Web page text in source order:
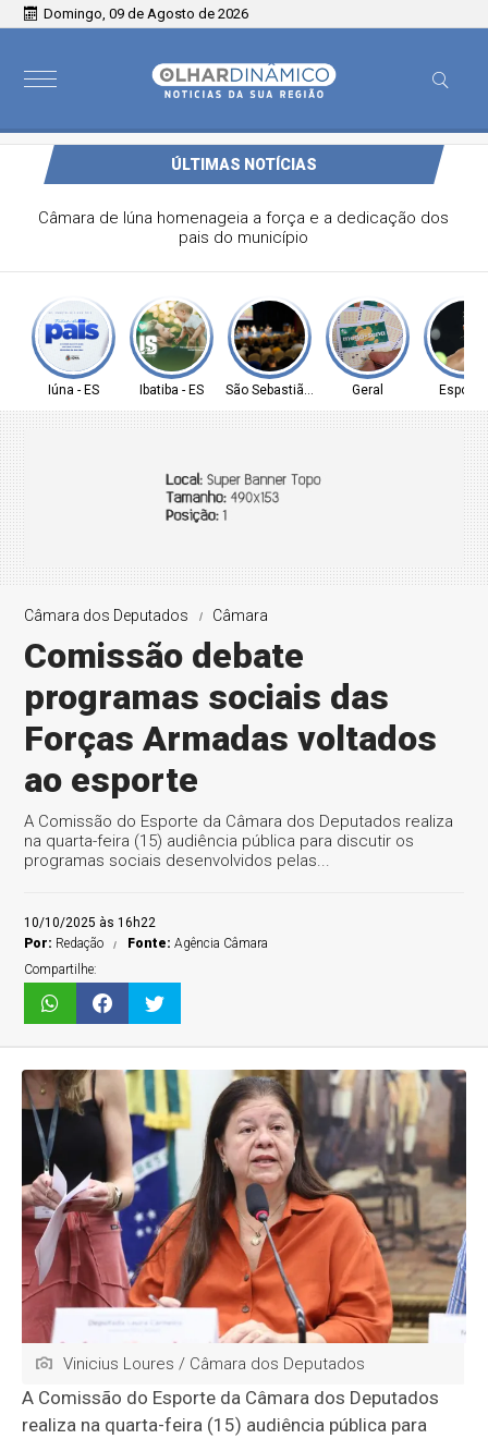
Domingo, 09 de Agosto de 2026
ÚLTIMAS NOTÍCIAS
deseja um Feliz Dia dos Pais
Iúna - ES Ibatiba - ES São Sebastião - SP Geral
Câmara dos Deputados Câmara
Comissão debate
programas sociais das
Forças Armadas voltados
ao esporte
A Comissão do Esporte da Câmara dos Deputados realiza
na quarta-feira (15) audiência pública para discutir os
programas sociais desenvolvidos pelas...
10/10/2025 às 16h22
Por: Redação Fonte:Agência Câmara
Compartilhe:
Vinicius Loures / Câmara dos Deputados
A Comissão do Esporte da Câmara dos Deputados
realiza na quarta-feira (15) audiência pública para